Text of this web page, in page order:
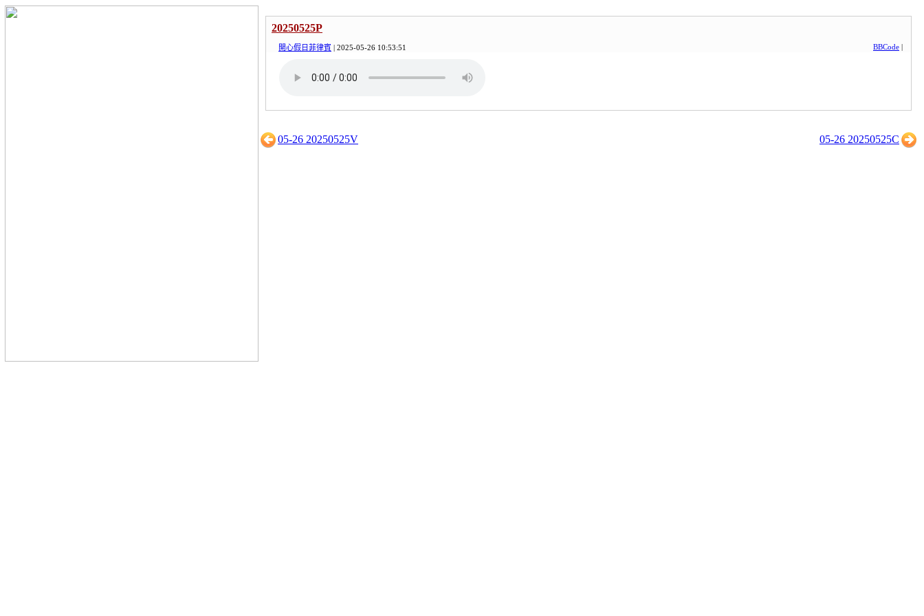
20250525P
BBCode |
開心假日菲律賓 | 2025-05-26 10:53:51
05-26 20250525V 05-26 20250525C